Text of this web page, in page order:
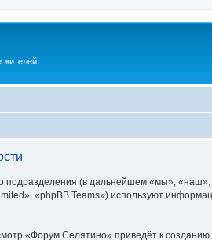
жителей
подразделения (в дальнейшем «мы»,
«phpBB Teams») используют
«Форум Селятино» приведёт к